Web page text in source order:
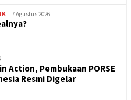
7 Agustus 2026
Action, Pembukaan PORSE
Resmi Digelar